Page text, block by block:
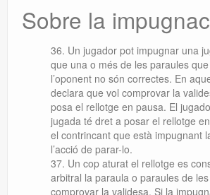
Sobre la
Un jugador pot impugnar una
que una o més de les paraules
l’oponent no són correctes. En
declara que vol comprovar la
posa el rellotge en pausa. El
jugada té dret a posar el rellotge
el contrincant que està impugnant
l’acció de parar-lo.
Un cop aturat el rellotge es
arbitral la paraula o paraules de
comprovar la validesa. Si la